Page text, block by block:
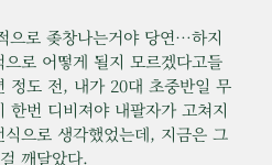
으로 좆창나는거야 당연…하지
로 어떻게 될지 모르겠다고들
정도 전, 내가 20대 초중반일 무
한번 디비져야 내팔자가 고쳐지
으로 생각했었는데, 지금은 그
깨달았다.